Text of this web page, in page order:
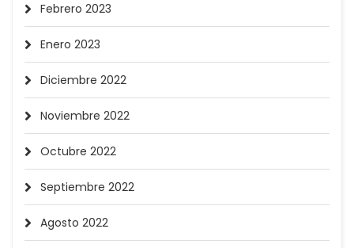
Febrero 2023
Enero 2023
Diciembre 2022
Noviembre 2022
Octubre 2022
Septiembre 2022
Agosto 2022